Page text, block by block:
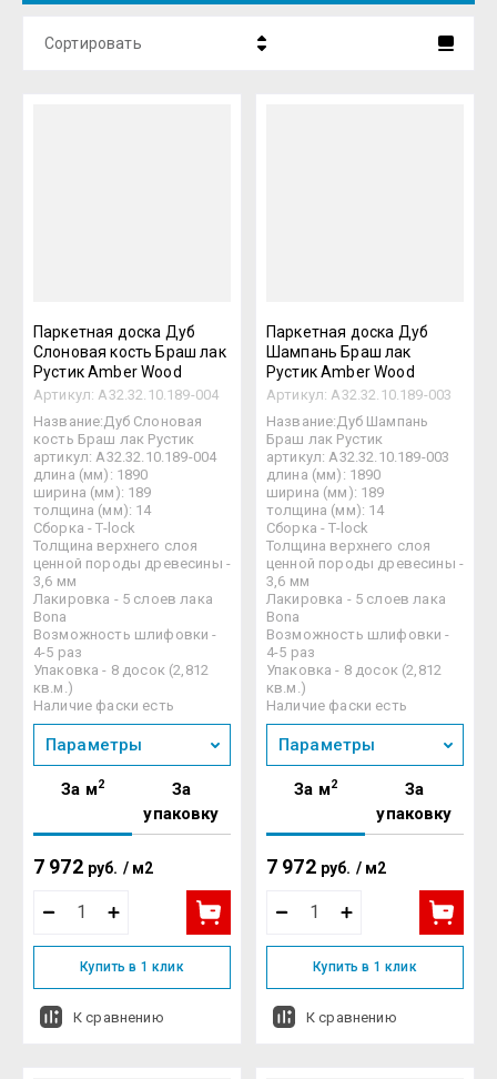
Сортировать
Паркетная доска Дуб
Слоновая кость Браш лак
Рустик Amber Wood
Артикул: А32.32.10.189-004
Название:Дуб Слоновая
кость Браш лак Рустик
артикул: А32.32.10.189-004
длина (мм): 1890
ширина (мм): 189
толщина (мм): 14
Сборка - T-lock
Толщина верхнего слоя
ценной породы древесины -
3,6 мм
Лакировка - 5 слоев лака
Bona
Возможность шлифовки -
4-5 раз
Упаковка - 8 досок (2,812
кв.м.)
Наличие фаски есть
Параметры
За м2
За
упаковку
7 972 руб. / м2
Купить в 1 клик
К сравнению
Паркетная доска Дуб
Шампань Браш лак
Рустик Amber Wood
Артикул: А32.32.10.189-003
Название:Дуб Шампань
Браш лак Рустик
артикул: А32.32.10.189-003
длина (мм): 1890
ширина (мм): 189
толщина (мм): 14
Сборка - T-lock
Толщина верхнего слоя
ценной породы древесины -
3,6 мм
Лакировка - 5 слоев лака
Bona
Возможность шлифовки -
4-5 раз
Упаковка - 8 досок (2,812
кв.м.)
Наличие фаски есть
Параметры
За м2
За
упаковку
7 972 руб. / м2
Купить в 1 клик
К сравнению